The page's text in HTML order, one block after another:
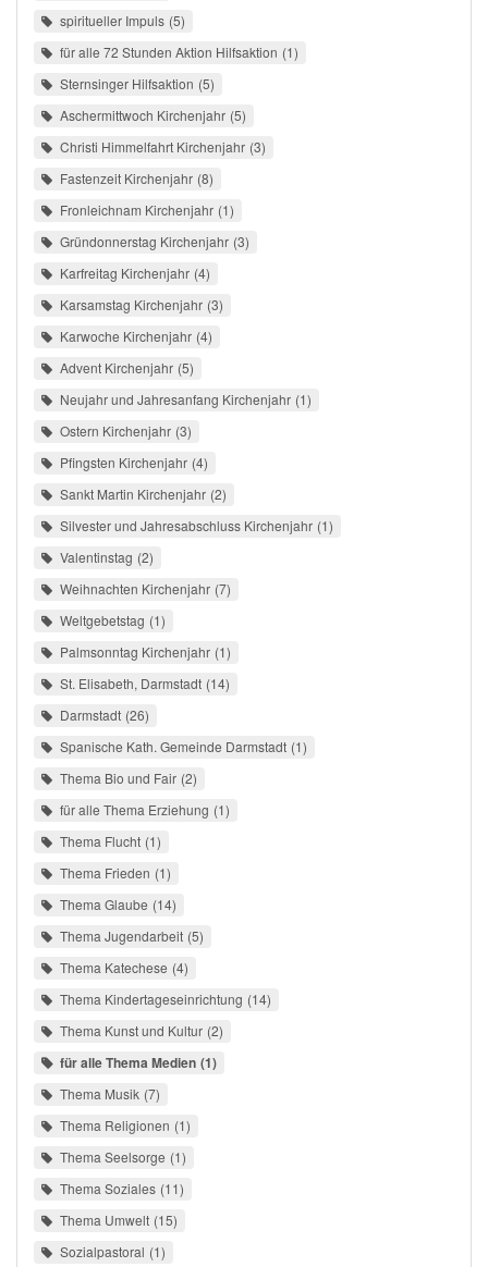
spiritueller Impuls 5
für alle 72 Stunden Aktion Hilfsaktion 1
Sternsinger Hilfsaktion 5
Aschermittwoch Kirchenjahr 5
Christi Himmelfahrt Kirchenjahr 3
Fastenzeit Kirchenjahr 8
Fronleichnam Kirchenjahr 1
Gründonnerstag Kirchenjahr 3
Karfreitag Kirchenjahr 4
Karsamstag Kirchenjahr 3
Karwoche Kirchenjahr 4
Advent Kirchenjahr 5
Neujahr und Jahresanfang Kirchenjahr 1
Ostern Kirchenjahr 3
Pfingsten Kirchenjahr 4
Sankt Martin Kirchenjahr 2
Silvester und Jahresabschluss Kirchenjahr 1
Valentinstag 2
Weihnachten Kirchenjahr 7
Weltgebetstag 1
Palmsonntag Kirchenjahr 1
St. Elisabeth, Darmstadt 14
Darmstadt 26
Spanische Kath. Gemeinde Darmstadt 1
Thema Bio und Fair 2
für alle Thema Erziehung 1
Thema Flucht 1
Thema Frieden 1
Thema Glaube 14
Thema Jugendarbeit 5
Thema Katechese 4
Thema Kindertageseinrichtung 14
Thema Kunst und Kultur 2
für alle Thema Medien 1
Thema Musik 7
Thema Religionen 1
Thema Seelsorge 1
Thema Soziales 11
Thema Umwelt 15
Sozialpastoral 1